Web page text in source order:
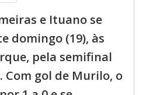
e Ituano se
domingo (19), às
pela semifinal
Com gol de Murilo, o